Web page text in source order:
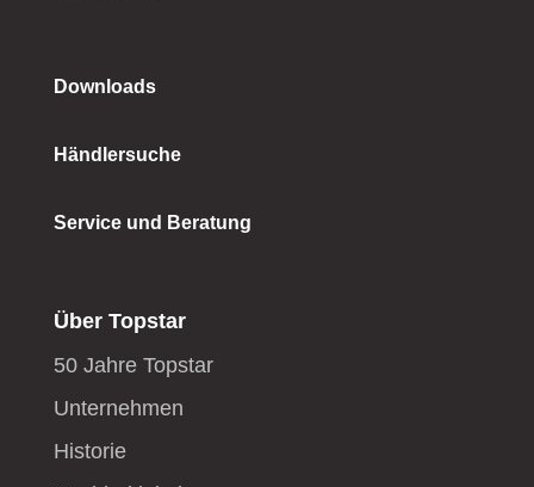
Downloads
Händlersuche
Service und Beratung
Über Topstar
50 Jahre Topstar
Unternehmen
Historie